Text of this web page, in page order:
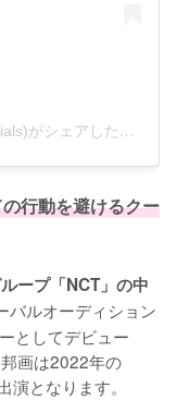
映画『スペシャルズ』公式(@eiga_specials)がシェアした投稿
行動を避けるクー
ープ「NCT」の中
バルオーディション
としてデビュー
画は2022年の
演となります。